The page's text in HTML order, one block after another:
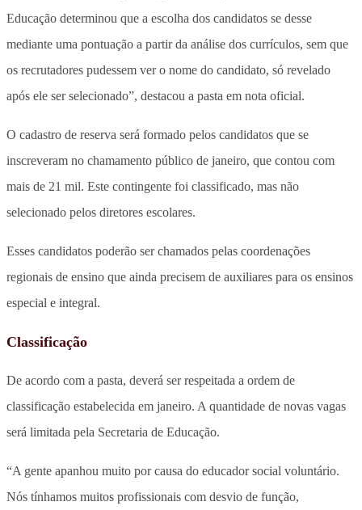
Educação determinou que a escolha dos candidatos se desse
mediante uma pontuação a partir da análise dos currículos, sem que
os recrutadores pudessem ver o nome do candidato, só revelado
após ele ser selecionado”, destacou a pasta em nota oficial.
O cadastro de reserva será formado pelos candidatos que se
inscreveram no chamamento público de janeiro, que contou com
mais de 21 mil. Este contingente foi classificado, mas não
selecionado pelos diretores escolares.
Esses candidatos poderão ser chamados pelas coordenações
regionais de ensino que ainda precisem de auxiliares para os ensinos
especial e integral.
Classificação
De acordo com a pasta, deverá ser respeitada a ordem de
classificação estabelecida em janeiro. A quantidade de novas vagas
será limitada pela Secretaria de Educação.
“A gente apanhou muito por causa do educador social voluntário.
Nós tínhamos muitos profissionais com desvio de função,